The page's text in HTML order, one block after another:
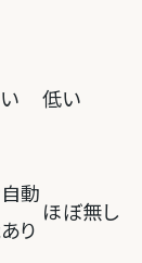
低い
動
り
ほぼ無し